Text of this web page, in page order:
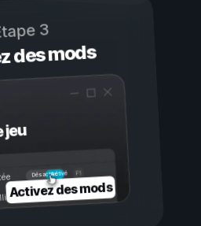
3
des mods
jeu
Activé
Désactivé
Activez des mods